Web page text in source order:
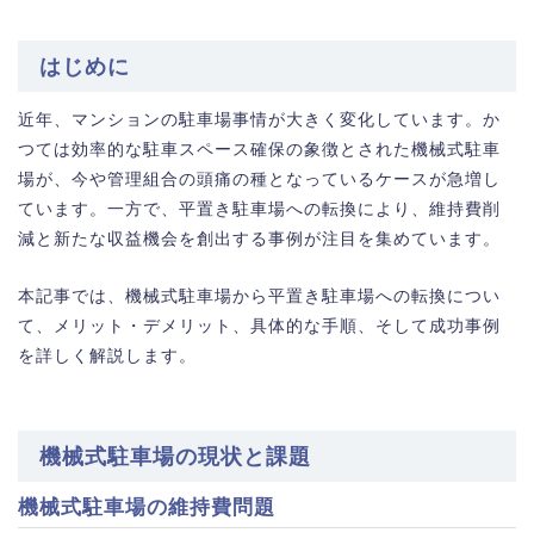
はじめに
近年、マンションの駐車場事情が大きく変化しています。か
つては効率的な駐車スペース確保の象徴とされた機械式駐車
場が、今や管理組合の頭痛の種となっているケースが急増し
ています。一方で、平置き駐車場への転換により、維持費削
減と新たな収益機会を創出する事例が注目を集めています。
本記事では、機械式駐車場から平置き駐車場への転換につい
て、メリット・デメリット、具体的な手順、そして成功事例
を詳しく解説します。
機械式駐車場の現状と課題
機械式駐車場の維持費問題